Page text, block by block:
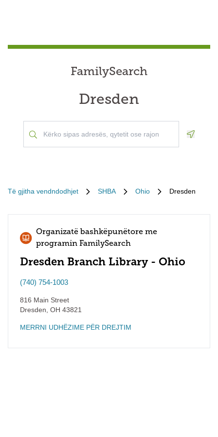
FamilySearch
Dresden
Të gjitha vendndodhjet SHBA Ohio Dresden
Organizatë bashkëpunëtore me
programin FamilySearch
Dresden Branch Library - Ohio
(740) 754-1003
816 Main Street
Dresden OH 43821
MERRNI UDHËZIME PËR DREJTIM